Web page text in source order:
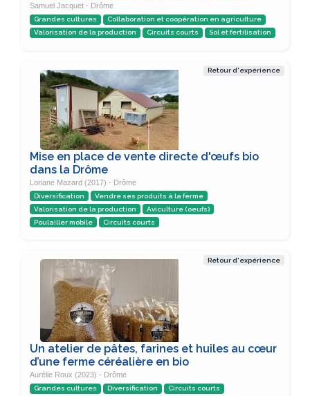
Samuel Jacquet - Drôme
Grandes cultures
Collaboration et coopération en agriculture
Valorisation de la production
Circuits courts Sol et fertilisation
Retour d'expérience
Mise en place de vente directe d'œufs bio
dans la Drôme
Loriane Mazard (2017) - Drôme
Diversification
Vendre ses produits à la ferme
Valorisation de la production
Aviculture (oeufs)
Poulailler mobile
Circuits courts
Retour d'expérience
Un atelier de pâtes, farines et huiles au cœur
d’une ferme céréalière en bio
Aurélie Roux (2023) - Drôme
Grandes cultures Diversification
Circuits courts